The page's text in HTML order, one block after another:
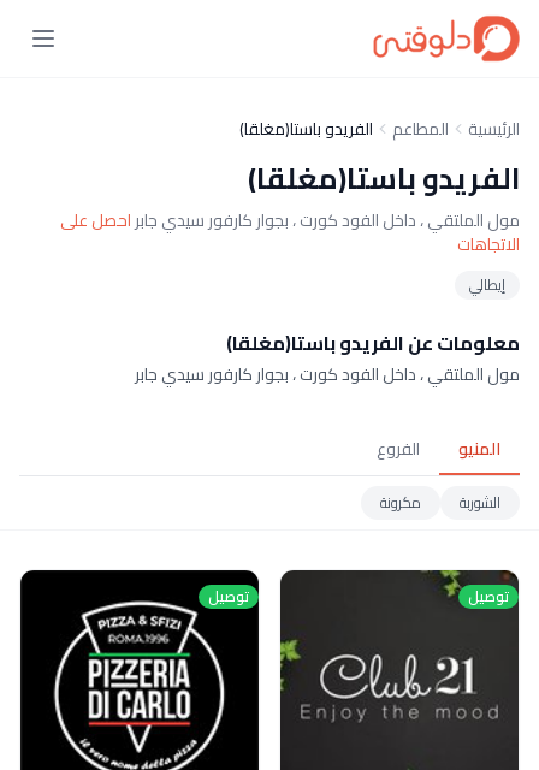
الرئيسية المطاعم الفريدو باستا(مغلقا)
الفريدو باستا(مغلقا)
مول الملتقي ، داخل الفود كورت ، بجوار كارفور سيدي جابراحصل على
الاتجاهات
إيطالي
معلومات عن الفريدو باستا(مغلقا)
مول الملتقي ، داخل الفود كورت ، بجوار كارفور سيدي جابر
المنيو الفروع
الشوربة مكرونة
توصيل توصيل